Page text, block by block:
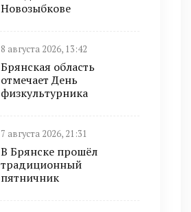
Новозыбкове
8 августа 2026, 13:42
Брянская область
отмечает День
физкультурника
7 августа 2026, 21:31
В Брянске прошёл
традиционный
пятничник